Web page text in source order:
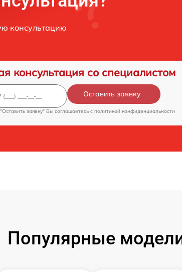
консультацию
консультация со специалистом
Оставить заявку
заявку" Вы соглашаетесь c политикой конфиденциальности
Популярные